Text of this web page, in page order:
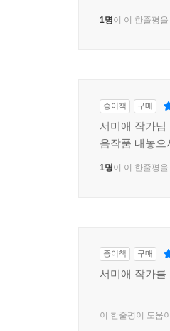
1명이 이 한줄평
종이책 구매
서미애 작가
음작품 내놓으
1명이 이 한줄평
종이책 구매
서미애 작가를
이 한줄평이 도움